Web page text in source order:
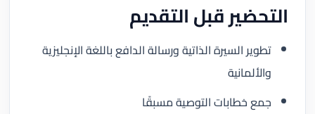
التحضير قبل التقديم
تطوير السيرة الذاتية ورسالة الدافع باللغة الإنجليزية
والألمانية
جمع خطابات التوصية مسبقًا